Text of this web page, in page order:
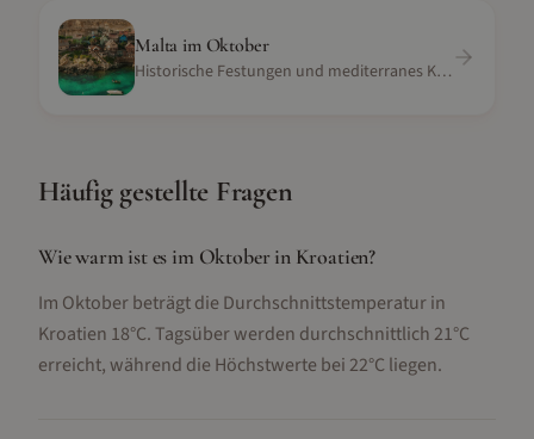
Malta im Oktober
Historische Festungen und mediterranes Klima
Häufig gestellte Fragen
Wie warm ist es im Oktober in Kroatien?
Im Oktober beträgt die Durchschnittstemperatur in
Kroatien 18°C. Tagsüber werden durchschnittlich 21°C
erreicht, während die Höchstwerte bei 22°C liegen.